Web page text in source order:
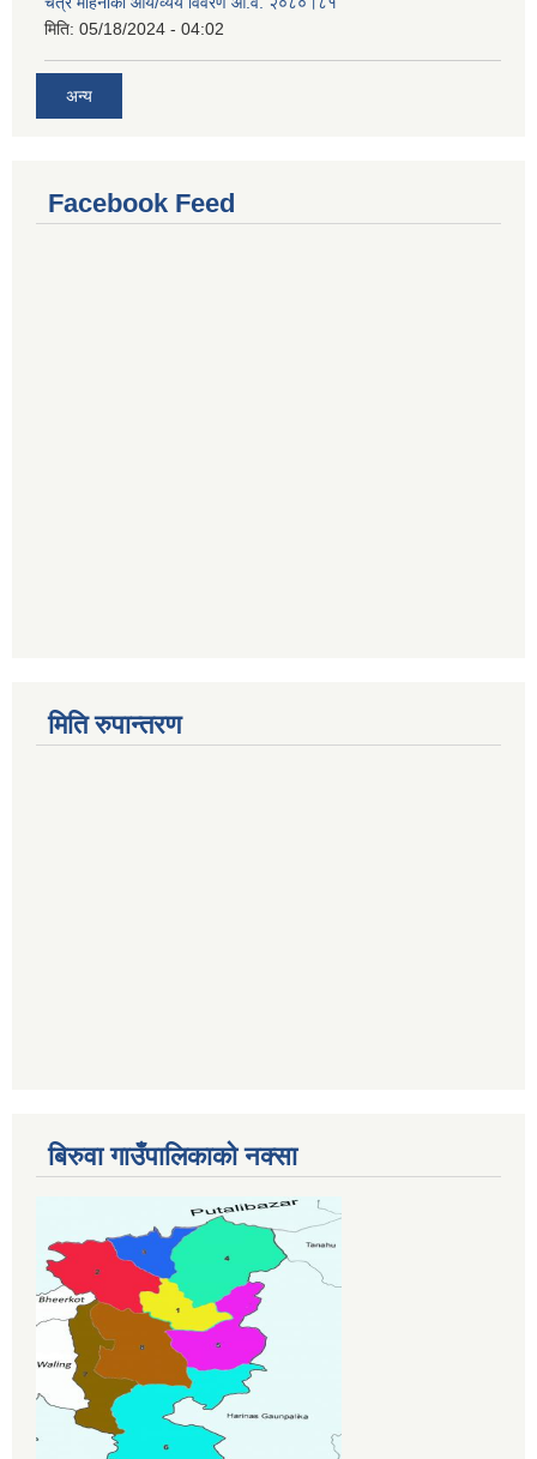
मिति: 05/18/2024 - 04:02
अन्य
Facebook Feed
मिति रुपान्तरण
बिरुवा गाउँपालिकाको नक्सा